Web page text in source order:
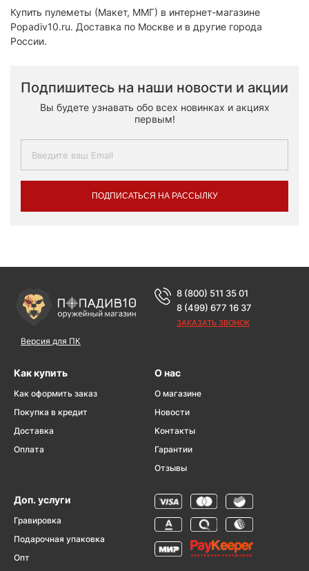
Купить пулеметы (Макет, ММГ) в интернет-магазине
Popadiv10.ru. Доставка по Москве и в другие города
России.
Подпишитесь на наши новости и акции
Вы будете узнавать обо всех новинках и акциях
первым!
ПОДПИСАТЬСЯ НА РАССЫЛКУ
Версия для ПК
8 (800) 511 35 01
8 (499) 677 16 37
ЗАКАЗАТЬ ЗВОНОК
Как купить
Как оформить заказ
Покупка в кредит
Доставка
Оплата
О нас
О магазине
Новости
Контакты
Гарантии
Отзывы
Доп. услуги
Гравировка
Подарочная упаковка
Опт